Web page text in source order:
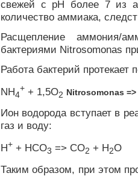
свежей с рН более 7 из
количество аммиака,
Расщепление аммония/
бактериями Nitrosomonas
Работа бактерий
NH4
+ + 1,5O2 Nitrosomonas =>
Ион водорода вступает в
газ и воду:
H+ + HCO3 => CO2 + H2O
Таким образом, при этом